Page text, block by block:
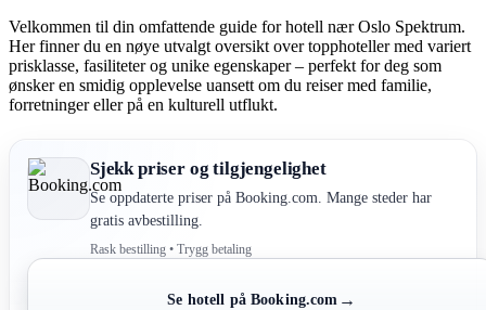
Velkommen til din omfattende guide for hotell nær Oslo Spektrum.
Her finner du en nøye utvalgt oversikt over topphoteller med variert
prisklasse, fasiliteter og unike egenskaper – perfekt for deg som
ønsker en smidig opplevelse uansett om du reiser med familie,
forretninger eller på en kulturell utflukt.
Sjekk priser og tilgjengelighet
Se oppdaterte priser på Booking.com. Mange steder har
gratis avbestilling.
Rask bestilling • Trygg betaling
Se hotell på Booking.com →